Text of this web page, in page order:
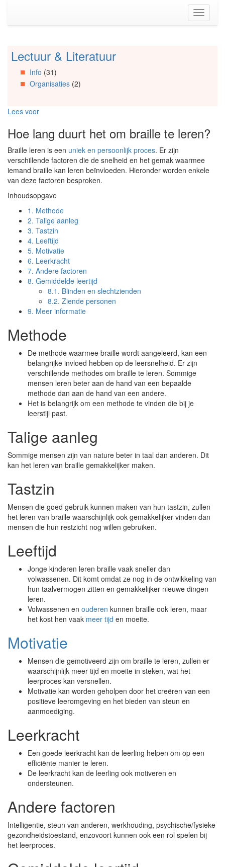
(Accesskey
Toggle
Spring
Artikels
Spring
Spring
Organisaties
Spring
naar
Social
media
Lectuur & Literatuur
Info (31)
Organisaties(2)
Lees voor
Hoe lang duurt het om braille te leren?
Braille leren is een uniek en persoonlijk proces. Er zijn
verschillende factoren die de snelheid en het gemak waarmee
iemand braille kan leren beïnvloeden. Hieronder worden enkele
van deze factoren besproken.
Inhoudsopgave
1. Methode
2. Talige aanleg
3. Tastzin
4. Leeftijd
5. Motivatie
6. Leerkracht
7. Andere factoren
8. Gemiddelde leertijd
8.1. Blinden en slechtzienden
8.2. Ziende personen
9. Meer informatie
Methode
De methode waarmee braille wordt aangeleerd, kan een
belangrijke invloed hebben op de leersnelheid. Er zijn
verschillende methodes om braille te leren. Sommige
mensen leren beter aan de hand van een bepaalde
methode dan aan de hand van een andere.
Het is belangrijk om een methode te vinden die bij je
leerstijl past.
Talige aanleg
Sommige mensen zijn van nature beter in taal dan anderen. Dit
kan het leren van braille gemakkelijker maken.
Tastzin
Mensen die goed gebruik kunnen maken van hun tastzin, zullen
het leren van braille waarschijnlijk ook gemakkelijker vinden dan
mensen die hun restzicht nog willen gebruiken.
Leeftijd
Jonge kinderen leren braille vaak sneller dan
volwassenen. Dit komt omdat ze nog in de ontwikkeling van
hun taalvermogen zitten en gemakkelijker nieuwe dingen
leren.
Volwassenen en ouderen kunnen braille ook leren, maar
het kost hen vaak meer tijd en moeite.
Motivatie
Mensen die gemotiveerd zijn om braille te leren, zullen er
waarschijnlijk meer tijd en moeite in steken, wat het
leerproces kan versnellen.
Motivatie kan worden geholpen door het creëren van een
positieve leeromgeving en het bieden van steun en
aanmoediging.
Leerkracht
Een goede leerkracht kan de leerling helpen om op een
efficiënte manier te leren.
De leerkracht kan de leerling ook motiveren en
ondersteunen.
Andere factoren
Intelligentie, steun van anderen, werkhouding, psychische/fysieke
gezondheidstoestand, enzovoort kunnen ook een rol spelen bij
het leerproces.